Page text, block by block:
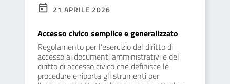
21 APRILE 2026
Accesso civico semplice e generalizzato
Regolamento per l’esercizio del diritto di
accesso ai documenti amministrativi e del
diritto di accesso civico che definisce le
procedure e riporta gli strumenti per